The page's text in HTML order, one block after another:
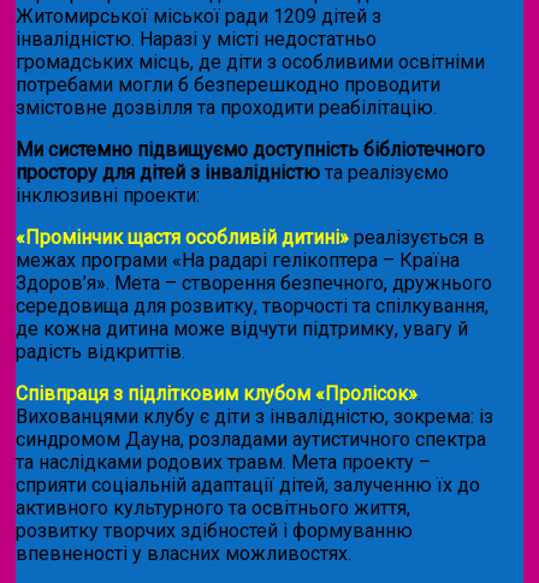
Житомирської міської ради 1209 дітей з
інвалідністю. Наразі у місті недостатньо
громадських місць, де діти з особливими освітніми
потребами могли б безперешкодно проводити
змістовне дозвілля та проходити реабілітацію.
Ми системно підвищуємо доступність бібліотечного
простору для дітей з інвалідністю та реалізуємо
інклюзивні проекти:
«Промінчик щастя особливій дитині» реалізується в
межах програми «На радарі гелікоптера – Країна
Здоров’я». Мета – створення безпечного, дружнього
середовища для розвитку, творчості та спілкування,
де кожна дитина може відчути підтримку, увагу й
радість відкриттів.
Співпраця з підлітковим клубом «Пролісок».
Вихованцями клубу є діти з інвалідністю, зокрема: із
синдромом Дауна, розладами аутистичного спектра
та наслідками родових травм. Мета проекту –
сприяти соціальній адаптації дітей, залученню їх до
активного культурного та освітнього життя,
розвитку творчих здібностей і формуванню
впевненості у власних можливостях.